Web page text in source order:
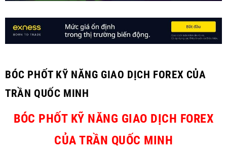
BÓC PHỐT KỸ NĂNG GIAO DỊCH FOREX CỦA
TRẦN QUỐC MINH
BÓC PHỐT KỸ NĂNG GIAO DỊCH FOREX
CỦA TRẦN QUỐC MINH